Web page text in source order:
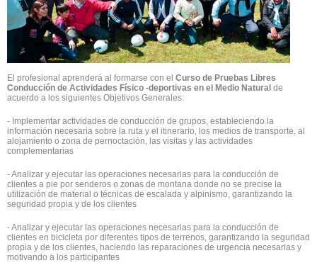
El profesional aprenderá al formarse con el Curso de Pruebas Libres
Conducción de Actividades Físico -deportivas en el Medio Natural de
acuerdo a los siguientes Objetivos Generales:
- Implementar actividades de conducción de grupos, estableciendo la
información necesaria sobre la ruta y el itinerario, los medios de transporte, al
alojamiento o zona de pernoctación, las visitas y las actividades
complementarias
- Analizar y ejecutar las operaciones necesarias para la conducción de
clientes a pie por senderos o zonas de montana donde no se precise la
utilización de material o técnicas de escalada y alpinismo, garantizando la
seguridad propia y de los clientes
- Analizar y ejecutar las operaciones necesarias para la conducción de
clientes en bicicleta por diferentes tipos de terrenos, garantizando la seguridad
propia y de los clientes, haciendo las reparaciones de urgencia necesarias y
motivando a los participantes